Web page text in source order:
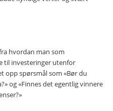
hvordan man som
til investeringer utenfor
opp spørsmål som «Bør du
og «Finnes det egentlig vinnere